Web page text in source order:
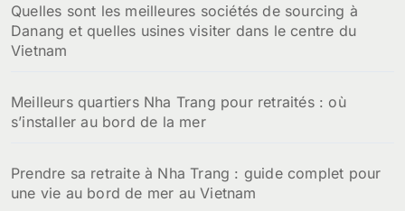
e
r
Quelles sont les meilleures sociétés de sourcing à
Danang et quelles usines visiter dans le centre du
Vietnam
Meilleurs quartiers Nha Trang pour retraités : où
s’installer au bord de la mer
Prendre sa retraite à Nha Trang : guide complet pour
une vie au bord de mer au Vietnam